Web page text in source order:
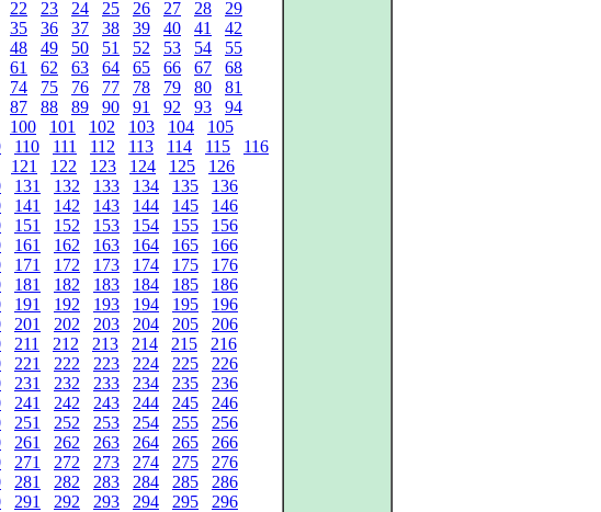
22 23 24 25 26 27 28
29
35 36 37 38 39 40 41
42
48 49 50 51 52 53 54
55
61 62 63 64 65 66 67
68
74 75 76 77 78 79 80
81
87 88 89 90 91 92 93
94
100 101 102 103 104
105
110 111 112 113 114 115
116
121 122 123 124 125
126
131 132 133 134 135
136
141 142 143 144 145
146
151 152 153 154 155
156
161 162 163 164 165
166
171 172 173 174 175
176
181 182 183 184 185
186
191 192 193 194 195
196
201 202 203 204 205
206
211 212 213 214 215
216
221 222 223 224 225
226
231 232 233 234 235
236
241 242 243 244 245
246
251 252 253 254 255
256
261 262 263 264 265
266
271 272 273 274 275
276
281 282 283 284 285
286
291 292 293 294 295 296